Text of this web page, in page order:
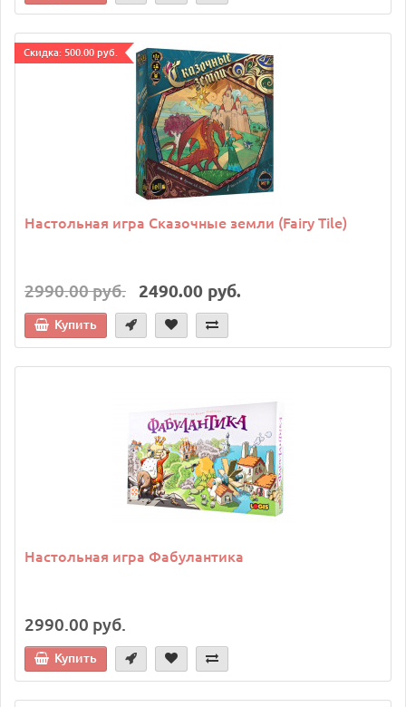
Cкидка: 500.00 руб.
Настольная игра Сказочные земли (Fairy Tile)
2990.00 руб. 2490.00 руб.
Купить
Настольная игра Фабулантика
2990.00 руб.
Купить